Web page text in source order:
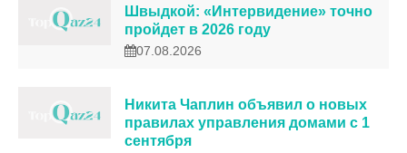
Швыдкой: «Интервидение» точно
пройдет в 2026 году
07.08.2026
Никита Чаплин объявил о новых
правилах управления домами с 1
сентября